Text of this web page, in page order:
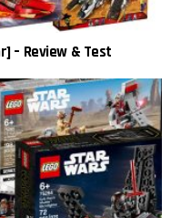
– Review & Test